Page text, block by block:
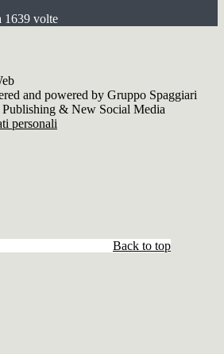
1639 volte
and powered by Gruppo Spaggiari
& New Social Media
personali
Back to top